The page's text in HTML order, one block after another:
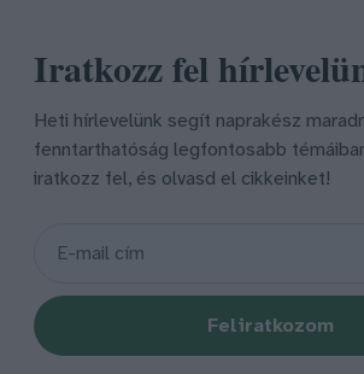
Iratkozz fel
Heti hírlevelünk segít naprakész
fenntarthatóság legfontosabb
iratkozz fel, és olvasd el cikkeinket!
Feliratkozom